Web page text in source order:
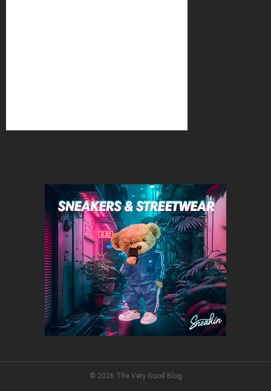
© 2026 The Very Good Blog